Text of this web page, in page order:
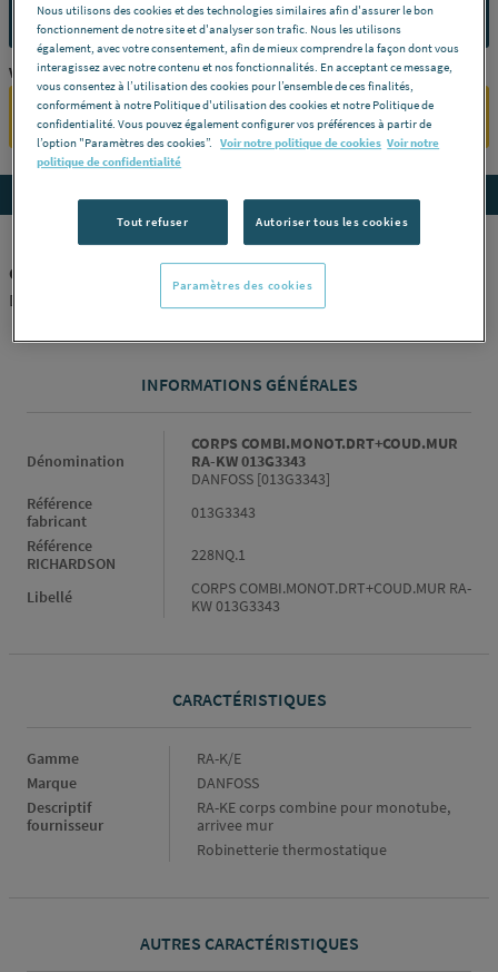
CONTACTEZ-NOUS
Vous êtes un professionnel ?
SE CONNECTER
Accedez aux détails du produit
CORPS COMBI.MONOT.DRT+COUD.MUR RA-KW 013G3343
DANFOSS [013G3343]
INFORMATIONS GÉNÉRALES
Informations générales
Dénomination
CORPS COMBI.MONOT.DRT+COUD.MUR
RA-KW 013G3343
DANFOSS [013G3343]
Référence
fabricant
013G3343
Référence
RICHARDSON
228NQ.1
Libellé
CORPS COMBI.MONOT.DRT+COUD.MUR RA-
KW 013G3343
CARACTÉRISTIQUES
Caractéristiques
Gamme
RA-K/E
Marque
DANFOSS
Descriptif
fournisseur
RA-KE corps combine pour monotube,
arrivee mur
Robinetterie thermostatique
AUTRES CARACTÉRISTIQUES
Nous utilisons des cookies et des technologies similaires afin d'assurer le bon
fonctionnement de notre site et d'analyser son trafic. Nous les utilisons
également, avec votre consentement, afin de mieux comprendre la façon dont vous
interagissez avec notre contenu et nos fonctionnalités. En acceptant ce message,
vous consentez à l’utilisation des cookies pour l’ensemble de ces finalités,
conformément à notre Politique d'utilisation des cookies et notre Politique de
confidentialité. Vous pouvez également configurer vos préférences à partir de
l’option "Paramètres des cookies”. Voir notre politique de cookies Voir notre
politique de confidentialité
Tout refuser Autoriser tous les cookies
Paramètres des cookies